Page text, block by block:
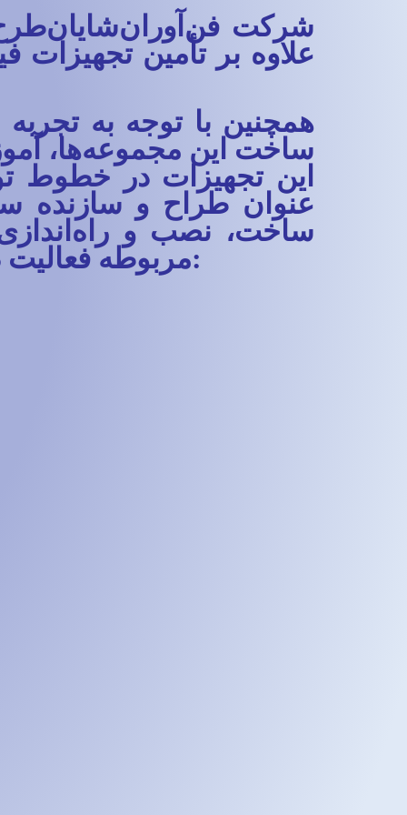
شرکت
علاوه بر تأمین
مواد،
همچنین با توجه به
ساخت این مجموعه‌ها،
این تجهیزات در خطوط
عنوان طراح و سازنده
ساخت، نصب و
مربوطه فعالیت داشته، از عمده محصولات آن می‌توان به موارد زیر اشاره کرد: